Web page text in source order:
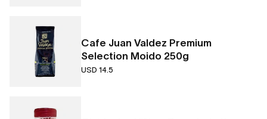
Cafe Juan Valdez Premium
Selection Moido 250g
USD 14.5